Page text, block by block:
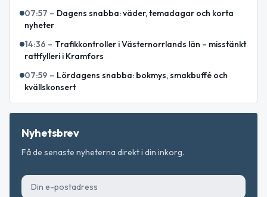
07:57 – Dagens snabba: väder, temadagar och korta
nyheter
14:36 – Trafikkontroller i Västernorrlands län – misstänkt
rattfylleri i Kramfors
07:59 – Lördagens snabba: bokmys, smakbuffé och
kvällskonsert
Nyhetsbrev
Få de senaste nyheterna direkt i din inkorg.